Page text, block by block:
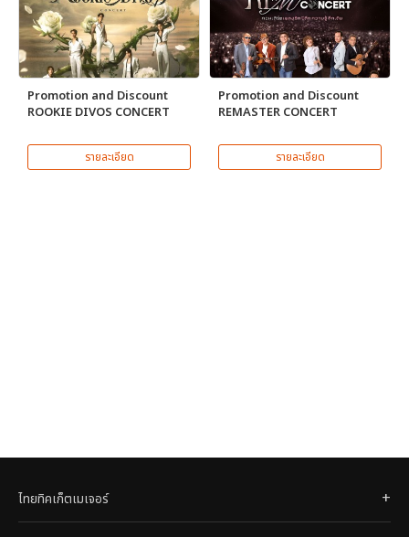
Promotion and Discount
ROOKIE DIVOS CONCERT
รายละเอียด
Promotion and Discount
REMASTER CONCERT
รายละเอียด
ไทยทิคเก็ตเมเจอร์